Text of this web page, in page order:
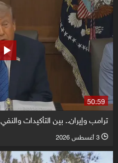
50:59
ترامب وإيران.. بين التأكيدات والنفي
l 3 أغسطس 2026